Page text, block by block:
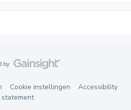
Cookie instellingen
Accessibility
statement